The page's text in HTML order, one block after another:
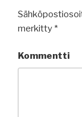
merkitty *
Kommentti